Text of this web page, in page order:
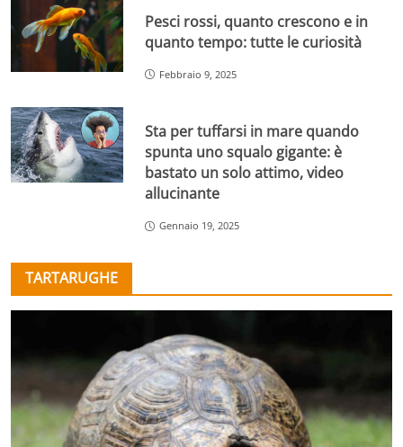
Pesci rossi, quanto crescono e in
quanto tempo: tutte le curiosità
Febbraio 9, 2025
Sta per tuffarsi in mare quando
spunta uno squalo gigante: è
bastato un solo attimo, video
allucinante
Gennaio 19, 2025
TARTARUGHE